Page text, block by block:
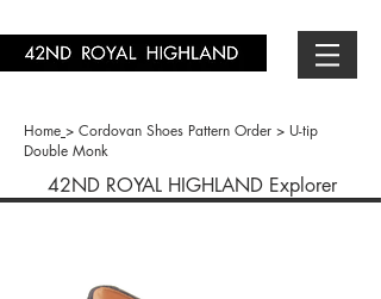
Home > Cordovan Shoes Pattern Order > U-tip
Double Monk
42ND ROYAL HIGHLAND Explorer